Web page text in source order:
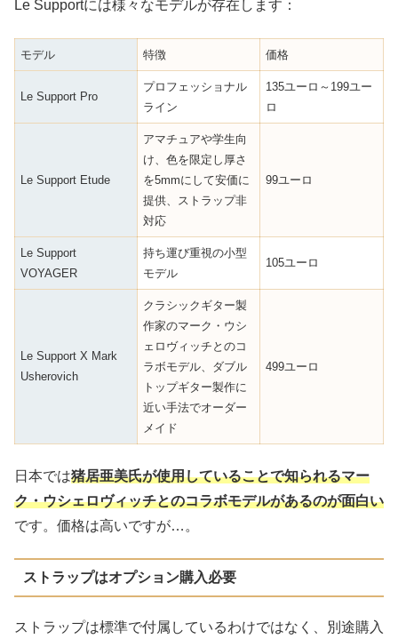
Le Supportには様々なモデルが存在します：
モデル 特徴 価格
Le Support Pro
プロフェッショナル
ライン
135ユーロ～199ユー
ロ
Le Support Etude
アマチュアや学生向
け、色を限定し厚さ
を5mmにして安価に
提供、ストラップ非
対応
99ユーロ
Le Support
VOYAGER
持ち運び重視の小型
モデル
105ユーロ
Le Support X Mark
Usherovich
クラシックギター製
作家のマーク・ウシ
ェロヴィッチとのコ
ラボモデル、ダブル
トップギター製作に
近い手法でオーダー
メイド
499ユーロ
日本では猪居亜美氏が使用していることで知られるマー
ク・ウシェロヴィッチとのコラボモデルがあるのが面白い
です。価格は高いですが…。
ストラップはオプション購入必要
ストラップは標準で付属しているわけではなく、別途購入